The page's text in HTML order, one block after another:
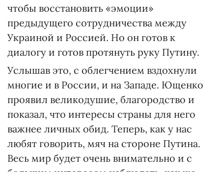
чтобы восстановить «эмоции»
предыдущего сотрудничества между
Украиной и Россией. Но он готов к
диалогу и готов протянуть руку Путину.
Услышав это, с облегчением вздохнули
многие и в России, и на Западе. Ющенко
проявил великодушие, благородство и
показал, что интересы страны для него
важнее личных обид. Теперь, как у нас
любят говорить, мяч на стороне Путина.
Весь мир будет очень внимательно и с